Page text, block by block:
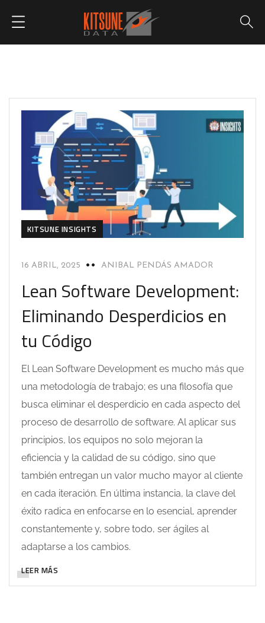
KITSUNE INSIGHTS
16 ABRIL, 2025 ANIBAL PENDÁS AMADOR
Lean Software Development:
Eliminando Desperdicios en
tu Código
El Lean Software Development es mucho más que
una metodología de trabajo; es una filosofía que
busca eliminar el desperdicio en cada aspecto del
proceso de desarrollo de software. Al aplicar sus
principios, los equipos no solo mejoran la
eficiencia y la calidad de su código, sino que
también entregan un valor mucho mayor al cliente
en cada iteración. En última instancia, la clave del
éxito radica en enfocarse en lo esencial, aprender
constantemente y, sobre todo, ser ágiles al
adaptarse a los cambios.
LEER MÁS